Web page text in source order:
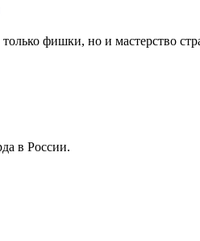
фишки, но и мастерство
в России.